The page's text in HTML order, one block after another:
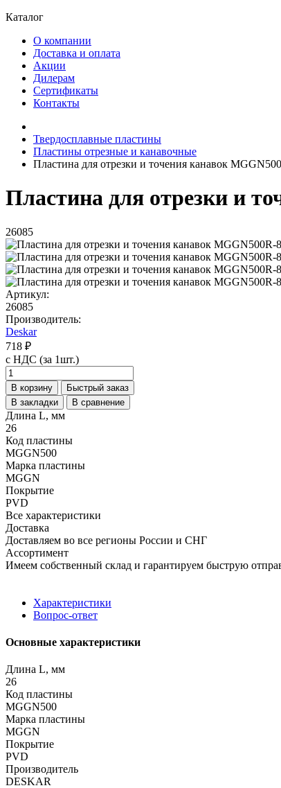
Каталог
О компании
Доставка и оплата
Акции
Дилерам
Сертификаты
Контакты
Твердосплавные пластины
Пластины отрезные и канавочные
Пластина для отрезки и точения канавок
Пластина для отрезки и
26085
Артикул:
26085
Производитель:
Deskar
718 ₽
с НДС (за 1шт.)
В корзину
Быстрый заказ
В закладки
В сравнение
Длина L, мм
26
Код пластины
MGGN500
Марка пластины
MGGN
Покрытие
PVD
Все характеристики
Доставка
Доставляем во все регионы России и СНГ
Ассортимент
Имеем собственный склад и гарантируем быструю
Характеристики
Вопрос-ответ
Основные характеристики
Длина L, мм
26
Код пластины
MGGN500
Марка пластины
MGGN
Покрытие
PVD
Производитель
DESKAR